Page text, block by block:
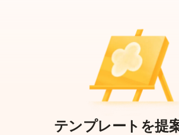
テンプレートを提